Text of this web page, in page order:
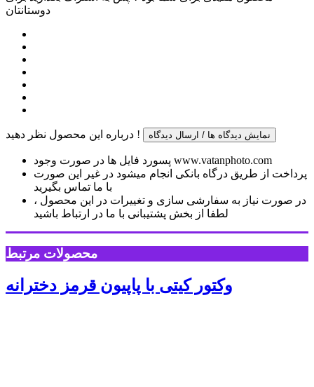
دوستانتان
درباره این محصول نظر دهید ! نمایش دیدگاه ها / ارسال دیدگاه
پسورد فایل ها در صورت وجود www.vatanphoto.com
پرداخت از طریق درگاه بانکی انجام میشود در غیر این صورت
با ما تماس بگیرید
در صورت نیاز به سفارشی سازی و تغییرات در این محصول ،
لطفا از بخش پشتیبانی با ما در ارتباط باشید
محصولات مرتبط
وکتور کیتی با پاپیون قرمز دخترانه